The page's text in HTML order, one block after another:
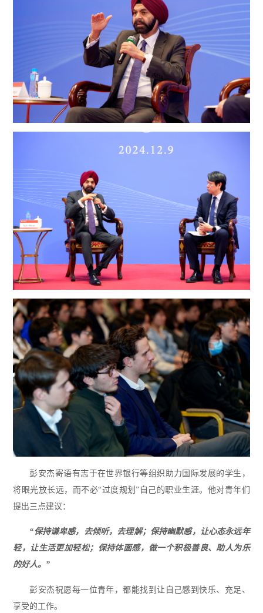
彭安杰寄语有志于在世界银行等组织助力国际发展的学生，
将眼光放长远，而不必“过度规划”自己的职业生涯。他对青年们
提出三点建议：
“保持谦卑感，去倾听，去理解；保持幽默感，让心态永远年
轻，让生活更加轻松；保持体面感，做一个积极善良、助人为乐
的好人。”
彭安杰祝愿每一位青年，都能找到让自己感到快乐、充足、
享受的工作。